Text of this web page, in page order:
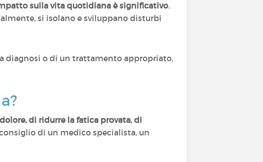
sulla vita quotidiana è significativo.
si isolano e sviluppano disturbi
diagnosi o di un trattamento appropriato,
di ridurre la fatica provata, di
di un medico specialista, un